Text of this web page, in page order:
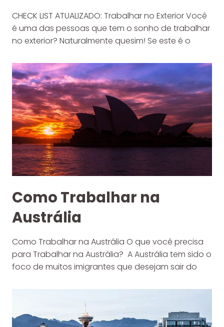
CHECK LIST ATUALIZADO: Trabalhar no Exterior Você
é uma das pessoas que tem o sonho de trabalhar
no exterior? Naturalmente quesim! Se este é o
Como Trabalhar na
Austrália
Como Trabalhar na Austrália O que você precisa
para Trabalhar na Austrália? A Austrália tem sido o
foco de muitos imigrantes que desejam sair do